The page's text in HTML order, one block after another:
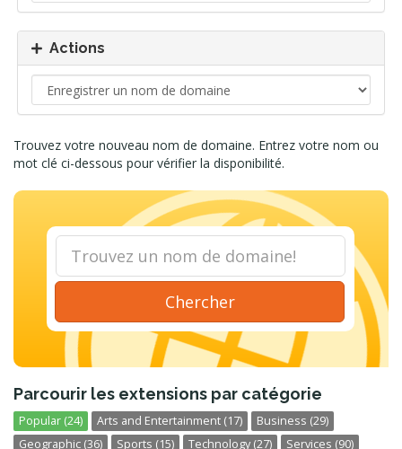
Actions
Trouvez votre nouveau nom de domaine. Entrez votre nom ou
mot clé ci-dessous pour vérifier la disponibilité.
Chercher
Parcourir les extensions par catégorie
Popular (24) Arts and Entertainment (17)
Business (29)
Geographic (36)
Sports (15) Technology (27)
Services (90)